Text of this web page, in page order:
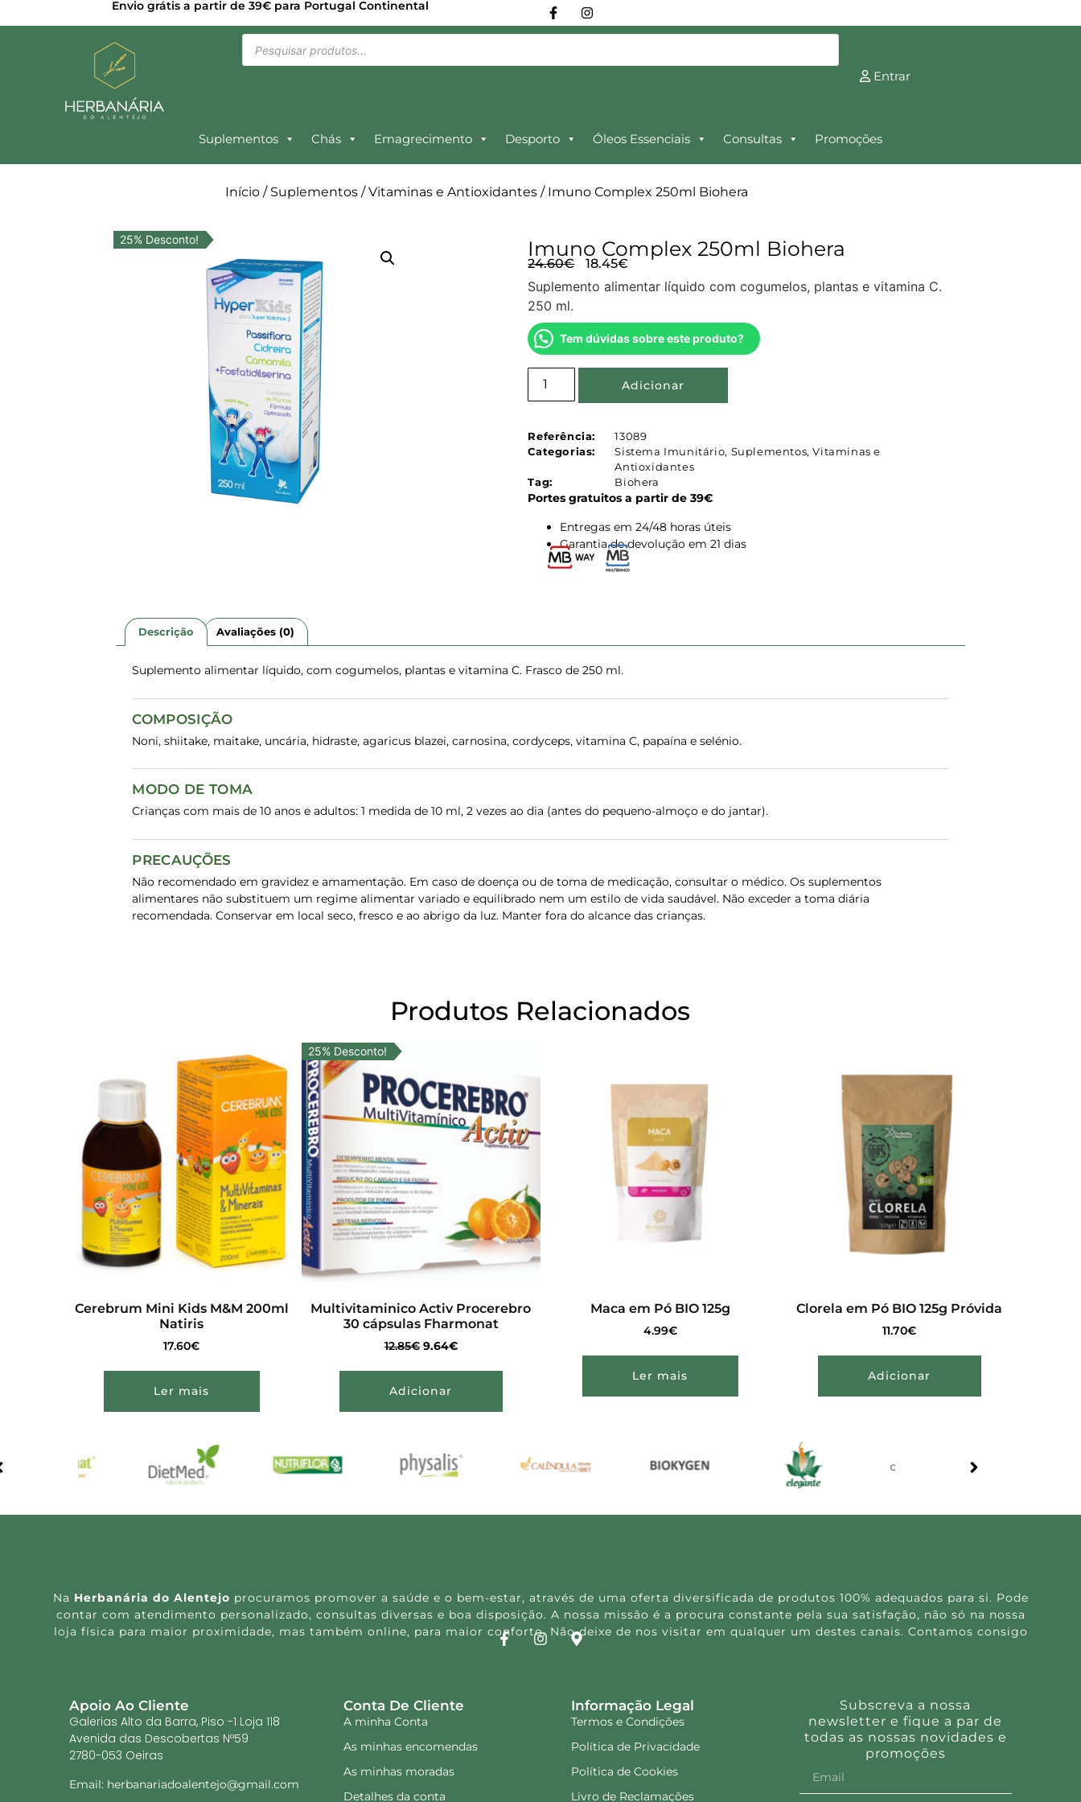
Envio grátis a partir de 39€ para Portugal Continental
Entrar
Suplementos Chás Emagrecimento Desporto Óleos Essenciais Consultas Promoções
Início/ Suplementos/Vitaminas e Antioxidantes/ Imuno Complex 250ml Biohera
25% Desconto! Imuno Complex 250ml Biohera
24.60€ 18.45€
Suplemento alimentar líquido com cogumelos, plantas e vitamina C.
250 ml.
Tem dúvidas sobre este produto?
Adicionar
Referência:
13089
Categorias:
Sistema Imunitário, Suplementos,Vitaminas e
Antioxidantes
Tag:
Biohera
Portes gratuitos a partir de 39€
Entregas em 24/48 horas úteis
Garantia de devolução em 21 dias
Descrição Avaliações (0)
Suplemento alimentar líquido, com cogumelos, plantas e vitamina C. Frasco de 250 ml.
COMPOSIÇÃO
Noni, shiitake, maitake, uncária, hidraste, agaricus blazei, carnosina, cordyceps, vitamina C, papaína e selénio.
MODO DE TOMA
Crianças com mais de 10 anos e adultos: 1 medida de 10 ml, 2 vezes ao dia (antes do pequeno-almoço e do jantar).
PRECAUÇÕES
Não recomendado em gravidez e amamentação. Em caso de doença ou de toma de medicação, consultar o médico. Os suplementos
alimentares não substituem um regime alimentar variado e equilibrado nem um estilo de vida saudável. Não exceder a toma diária
recomendada. Conservar em local seco, fresco e ao abrigo da luz. Manter fora do alcance das crianças.
Produtos Relacionados
Cerebrum Mini Kids M&M 200ml
Natiris
17.60€
Ler mais
25% Desconto!
Multivitaminico Activ Procerebro
30 cápsulas Fharmonat
12.85€ 9.64€
Adicionar
Maca em Pó BIO 125g
4.99€
Ler mais
Clorela em Pó BIO 125g Próvida
11.70€
Adicionar
Na Herbanária do Alentejo procuramos promover a saúde e o bem-estar, através de uma oferta diversificada de produtos 100% adequados para si. Pode
contar com atendimento personalizado, consultas diversas e boa disposição. A nossa missão é a procura constante pela sua satisfação, não só na nossa
loja física para maior proximidade, mas também online, para maior conforto. Não deixe de nos visitar em qualquer um destes canais. Contamos consigo
Apoio Ao Cliente
Galerias Alto da Barra, Piso -1 Loja 118
Avenida das Descobertas Nº59
2780-053 Oeiras
Email: herbanariadoalentejo@gmail.com
Conta De Cliente
A minha Conta
As minhas encomendas
As minhas moradas
Detalhes da conta
Informação Legal
Termos e Condições
Política de Privacidade
Política de Cookies
Livro de Reclamações
Subscreva a nossa
newsletter e fique a par de
todas as nossas novidades e
promoções